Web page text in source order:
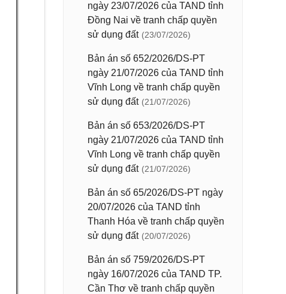
ngày 23/07/2026 của TAND tỉnh
Đồng Nai về tranh chấp quyền
sử dụng đất (23/07/2026)
Bản án số 652/2026/DS-PT
ngày 21/07/2026 của TAND tỉnh
Vĩnh Long về tranh chấp quyền
sử dụng đất (21/07/2026)
Bản án số 653/2026/DS-PT
ngày 21/07/2026 của TAND tỉnh
Vĩnh Long về tranh chấp quyền
sử dụng đất (21/07/2026)
Bản án số 65/2026/DS-PT ngày
20/07/2026 của TAND tỉnh
Thanh Hóa về tranh chấp quyền
sử dụng đất (20/07/2026)
Bản án số 759/2026/DS-PT
ngày 16/07/2026 của TAND TP.
Cần Thơ về tranh chấp quyền